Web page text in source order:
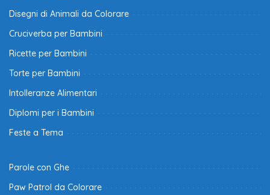
Disegni di Animali da Colorare
Cruciverba per Bambini
Ricette per Bambini
Torte per Bambini
Intolleranze Alimentari
Diplomi per i Bambini
Feste a Tema
Parole con Ghe
Paw Patrol da Colorare